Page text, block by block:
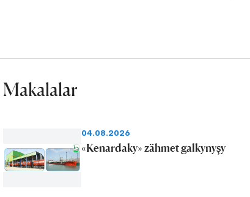
Makalalar
04.08.2026
«Kenardaky» zähmet galkynyşy